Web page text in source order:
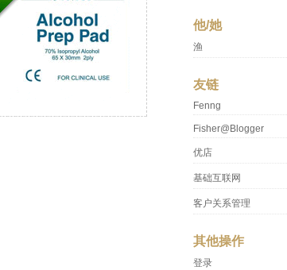
他/她
渔
友链
Fenng
Fisher@Blogger
优店
基础互联网
客户关系管理
其他操作
登录